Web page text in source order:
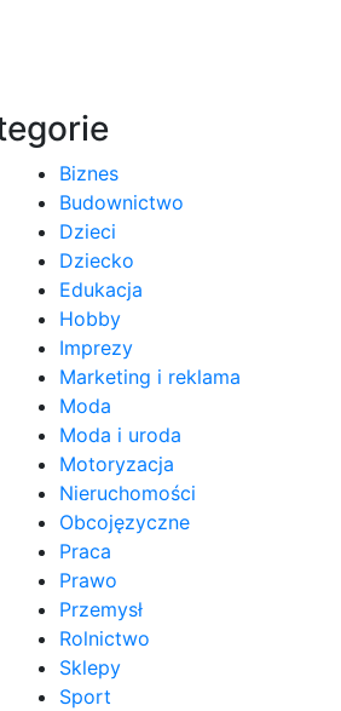
Biznes
Budownictwo
Dzieci
Dziecko
Edukacja
Hobby
Imprezy
Marketing i reklama
Moda
Moda i uroda
Motoryzacja
Nieruchomości
Obcojęzyczne
Praca
Prawo
Przemysł
Rolnictwo
Sklepy
Sport